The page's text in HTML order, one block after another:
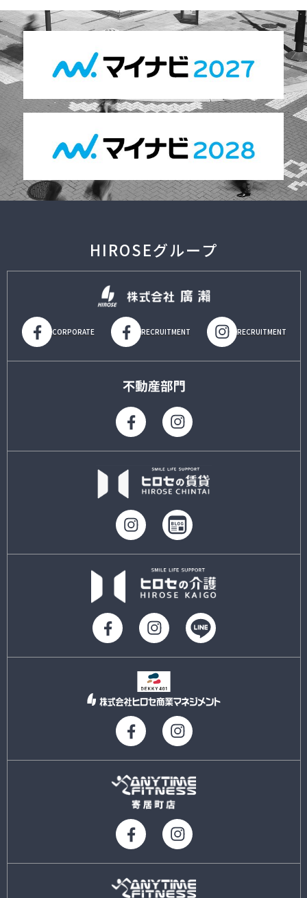
HIROSEグループ
CORPORATE RECRUITMENT RECRUITMENT